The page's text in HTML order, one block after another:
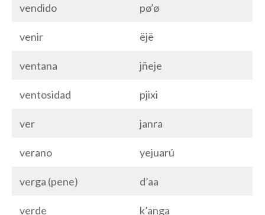
vendido pø’ø
venir ëjë
ventana jñeje
ventosidad pjixi
ver janra
verano yejuarú
verga (pene) d’aa
verde k’anga